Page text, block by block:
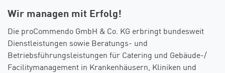
Wir managen mit Erfolg!
Die proCommendo GmbH & Co. KG erbringt bundesweit
Dienstleistungen sowie Beratungs- und
Betriebsführungsleistungen für Catering und Gebäude-/
Facilitymanagement in Krankenhäusern, Kliniken und